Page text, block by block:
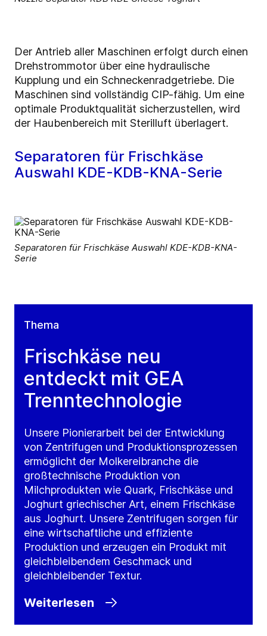
Der Antrieb aller Maschinen erfolgt durch einen
Drehstrommotor über eine hydraulische
Kupplung und ein Schneckenradgetriebe. Die
Maschinen sind vollständig CIP-fähig. Um eine
optimale Produktqualität sicherzustellen, wird
der Haubenbereich mit Sterilluft überlagert.
Separatoren für Frischkäse
Auswahl KDE-KDB-KNA-Serie
Separatoren für Frischkäse Auswahl KDE-KDB-KNA-
Serie
Thema
Frischkäse neu
entdeckt mit GEA
Trenntechnologie
Unsere Pionierarbeit bei der Entwicklung
von Zentrifugen und Produktionsprozessen
ermöglicht der Molkereibranche die
großtechnische Produktion von
Milchprodukten wie Quark, Frischkäse und
Joghurt griechischer Art, einem Frischkäse
aus Joghurt. Unsere Zentrifugen sorgen für
eine wirtschaftliche und effiziente
Produktion und erzeugen ein Produkt mit
gleichbleibendem Geschmack und
gleichbleibender Textur.
Weiterlesen